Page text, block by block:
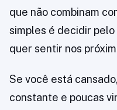
que não combinam
simples é decidir
quer sentir nos
Se você está
constante e poucas